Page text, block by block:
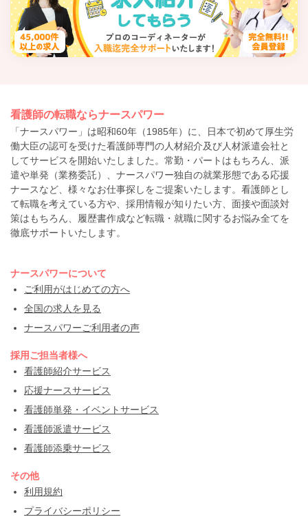
看護師の転職ならナースパワー
「ナースパワー」は昭和60年（1985年）に、日本で初めて厚生労
働大臣の認可を受けた看護師専門の人材紹介及び人材派遣会社と
してサービスを開始いたしました。常勤・パートはもちろん、派
遣や単発（業務委託）、ナースパワー独自の就業形態である応援
ナースなど、様々なお仕事探しをご提案いたします。看護師とし
て転職を考えている方や、採用情報が知りたい方、面接や面談対
策はもちろん、履歴書作成など転職・就職に関するお悩み全てを
徹底サポートいたします。
ナースパワーについて
ご利用がはじめての方へ
全国の求人を見る
ナースパワーご利用者の声
採用ご担当者様へ
看護師紹介サービス
応援ナースサービス
看護師単発・イベントサービス
看護師派遣サービス
看護師添乗サービス
その他
利用規約
プライバシーポリシー